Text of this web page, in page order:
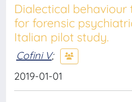
Dialectical behaviour
for forensic
Italian pilot study.
Cofini V;
2019-01-01